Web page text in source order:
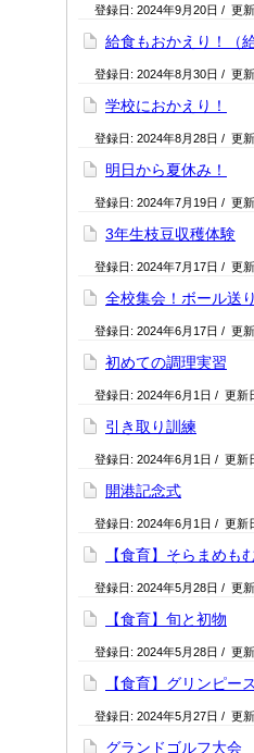
登録日: 2024年9月20日 / 更
給食もおかえり！（
登録日: 2024年8月30日 / 更
学校におかえり！
登録日: 2024年8月28日 / 更
明日から夏休み！
登録日: 2024年7月19日 / 更
3年生枝豆収穫体験
登録日: 2024年7月17日 / 更
全校集会！ボール送
登録日: 2024年6月17日 / 更
初めての調理実習
登録日: 2024年6月1日 / 更新
引き取り訓練
登録日: 2024年6月1日 / 更新
開港記念式
登録日: 2024年6月1日 / 更新
【食育】そらまめも
登録日: 2024年5月28日 / 更
【食育】旬と初物
登録日: 2024年5月28日 / 更
【食育】グリンピー
登録日: 2024年5月27日 / 更
グランドゴルフ大会